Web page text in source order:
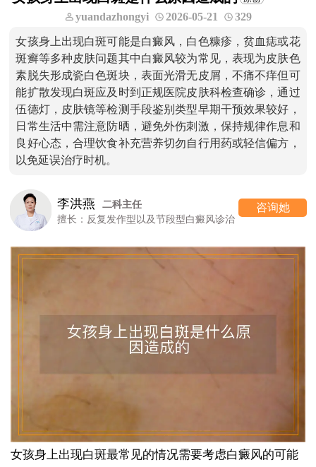
yuandazhongyi 2026-05-21 329
女孩身上出现白斑可能是白癜风，白色糠疹，贫血痣或花
斑癣等多种皮肤问题其中白癜风较为常见，表现为皮肤色
素脱失形成瓷白色斑块，表面光滑无皮屑，不痛不痒但可
能扩散发现白斑应及时到正规医院皮肤科检查确诊，通过
伍德灯，皮肤镜等检测手段鉴别类型早期干预效果较好，
日常生活中需注意防晒，避免外伤刺激，保持规律作息和
良好心态，合理饮食补充营养切勿自行用药或轻信偏方，
以免延误治疗时机。
李洪燕
二科主任
擅长：反复发作型以及节段型白癜风诊治
咨询她
女孩身上出现白斑最常见的情况需要考虑白癜风的可能